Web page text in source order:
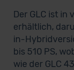
Der GLC ist
erhältlich,
in-
bis 510 PS,
wie der GLC